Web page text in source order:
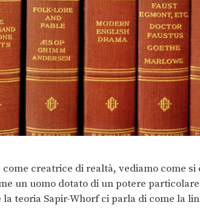
creatrice di realtà, vediamo come si
un uomo dotato di un potere
teoria Sapir-Whorf ci parla di come la